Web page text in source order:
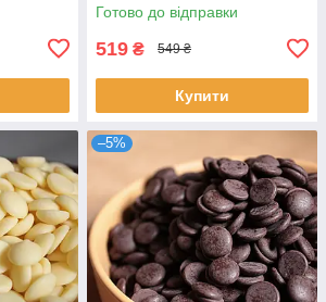
Готово до відправки
519 ₴ 549 ₴
Купити
–5%